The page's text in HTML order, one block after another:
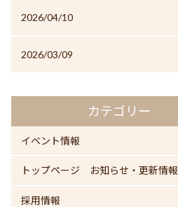
2026/04/10
2026/03/09
カテゴリー
イベント情報
トップページ お知らせ・更新情報
採用情報